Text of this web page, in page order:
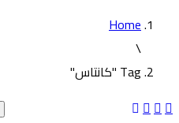
Home
\
Tag "كانتاس"